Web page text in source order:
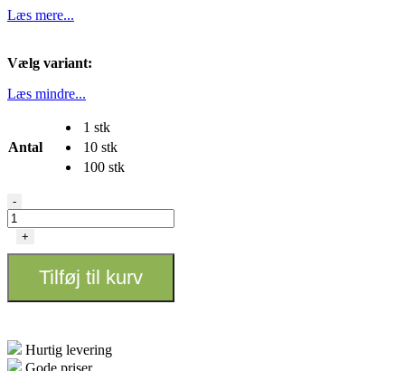
Læs mere...
Vælg variant:
Læs mindre...
Antal
1 stk
10 stk
100 stk
Whip-
It
Premium
antal
-
+
Tilføj til kurv
Hurtig levering